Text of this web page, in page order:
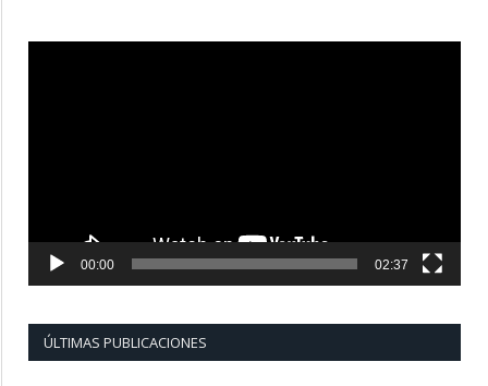
00:00 02:37
ÚLTIMAS PUBLICACIONES